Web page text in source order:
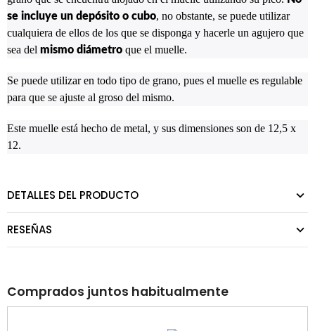
se incluye un depósito o cubo, no obstante, se puede utilizar
cualquiera de ellos de los que se disponga y hacerle un agujero que
sea del mismo diámetro que el muelle.
Se puede utilizar en todo tipo de grano, pues el muelle es regulable
para que se ajuste al groso del mismo.
Este muelle está hecho de metal, y sus dimensiones son de 12,5 x
12.
DETALLES DEL PRODUCTO
RESEÑAS
Comprados juntos habitualmente